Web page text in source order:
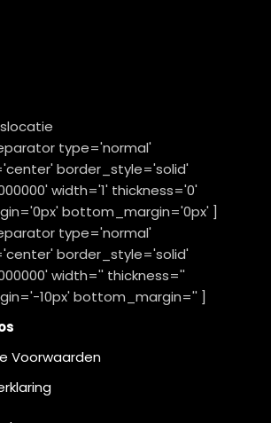
type='normal'
border_style='solid'
width='1' thickness='0'
bottom_margin='0px' ]
type='normal'
border_style='solid'
width='' thickness=''
10px' bottom_margin='' ]
Voorwaarden